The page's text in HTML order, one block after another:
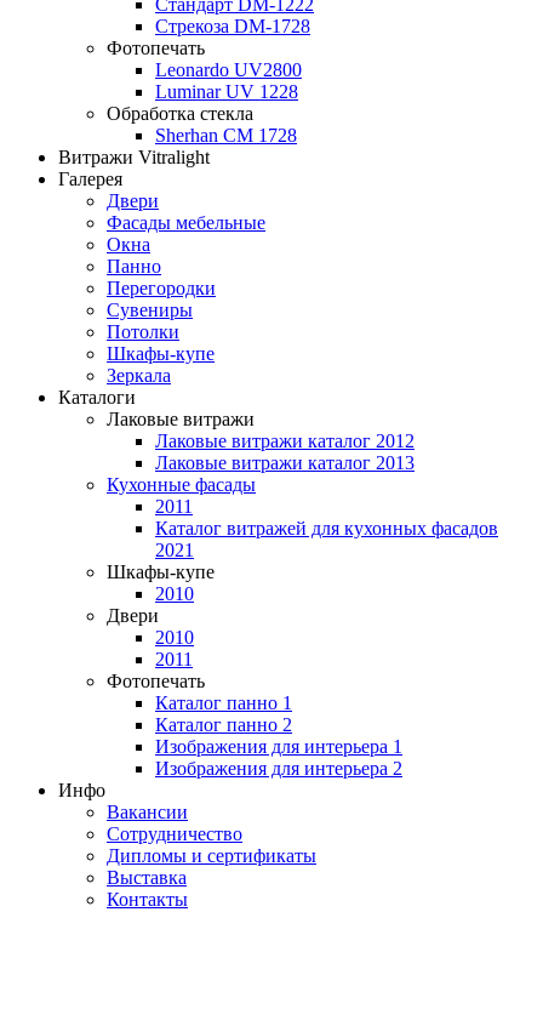
Стандарт DM-1222
Стрекоза DM-1728
Фотопечать
Leonardo UV2800
Luminar UV 1228
Обработка стекла
Sherhan CM 1728
Витражи Vitralight
Галерея
Двери
Фасады мебельные
Окна
Панно
Перегородки
Сувениры
Потолки
Шкафы-купе
Зеркала
Каталоги
Лаковые витражи
Лаковые витражи каталог 2012
Лаковые витражи каталог 2013
Кухонные фасады
2011
Каталог витражей для кухонных фасадов
2021
Шкафы-купе
2010
Двери
2010
2011
Фотопечать
Каталог панно 1
Каталог панно 2
Изображения для интерьера 1
Изображения для интерьера 2
Инфо
Вакансии
Сотрудничество
Дипломы и сертификаты
Выставка
Контакты